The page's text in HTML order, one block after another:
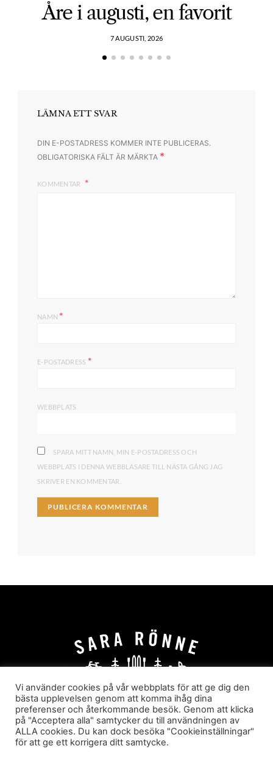
Åre i augusti, en favorit
7 AUGUSTI, 2026
LÄMNA ETT SVAR
DIN E-POSTADRESS KOMMER INTE PUBLICERAS.
OBLIGATORISKA FÄLT ÄR MÄRKTA *
KOMMENTAR
NAMN *
E-POSTADRESS *
WEBBPLATS
SPARA MITT NAMN, MIN E-POSTADRESS OCH
WEBBPLATS I DENNA WEBBLÄSARE TILL NÄSTA GÅNG JAG
SKRIVER EN KOMMENTAR.
HEM OM MIG
JOBBA MED MIG
HYR I JÄRVSÖ!
KATEGORIER
Sara Rönne. En blogg om frihet, upplevelser och
Vi använder cookies på vår webbplats för att ge dig den
bästa upplevelsen genom att komma ihåg dina
preferenser och återkommande besök. Genom att klicka
på "Acceptera alla" samtycker du till användningen av
ALLA cookies. Du kan dock besöka "Cookieinställningar"
för att ge ett korrigera ditt samtycke.